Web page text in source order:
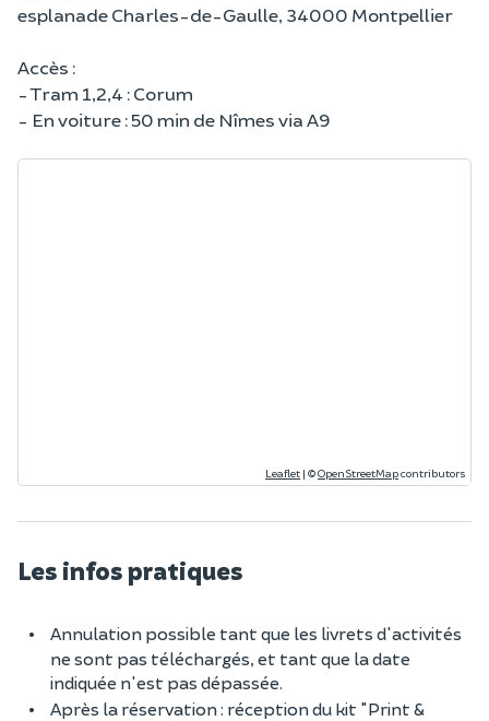
esplanade Charles-de-Gaulle, 34000 Montpellier
Accès :
- Tram 1,2,4 : Corum
- En voiture : 50 min de Nîmes via A9
Leaflet | ©OpenStreetMapcontributors
Les infos pratiques
Annulation possible tant que les livrets d'activités
ne sont pas téléchargés, et tant que la date
indiquée n'est pas dépassée.
Après la réservation : réception du kit "Print &